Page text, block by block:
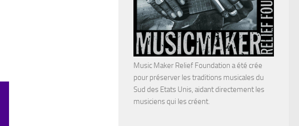
Music Maker Relief Foundation a été crée
pour préserver les traditions musicales du
Sud des Etats Unis, aidant directement les
musiciens qui les créent.